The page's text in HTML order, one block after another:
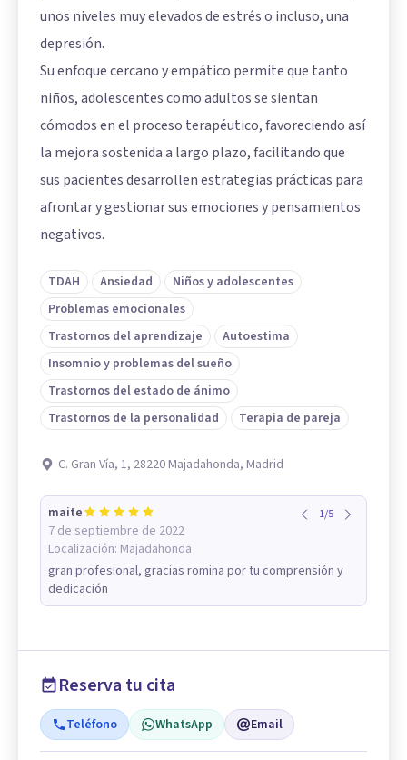
unos niveles muy elevados de estrés o incluso, una
depresión.
Su enfoque cercano y empático permite que tanto
niños, adolescentes como adultos se sientan
cómodos en el proceso terapéutico, favoreciendo así
la mejora sostenida a largo plazo, facilitando que
sus pacientes desarrollen estrategias prácticas para
afrontar y gestionar sus emociones y pensamientos
negativos.
TDAH Ansiedad
Niños y adolescentes
Problemas emocionales
Trastornos del aprendizaje
Autoestima
Insomnio y problemas del sueño
Trastornos del estado de ánimo
Trastornos de la personalidad
Terapia de pareja
C. Gran Vía, 1, 28220 Majadahonda, Madrid
maite
7 de septiembre de 2022
Localización: Majadahonda
1/5
gran profesional, gracias romina por tu comprensión y
dedicación
Reserva tu cita
Teléfono WhatsApp Email